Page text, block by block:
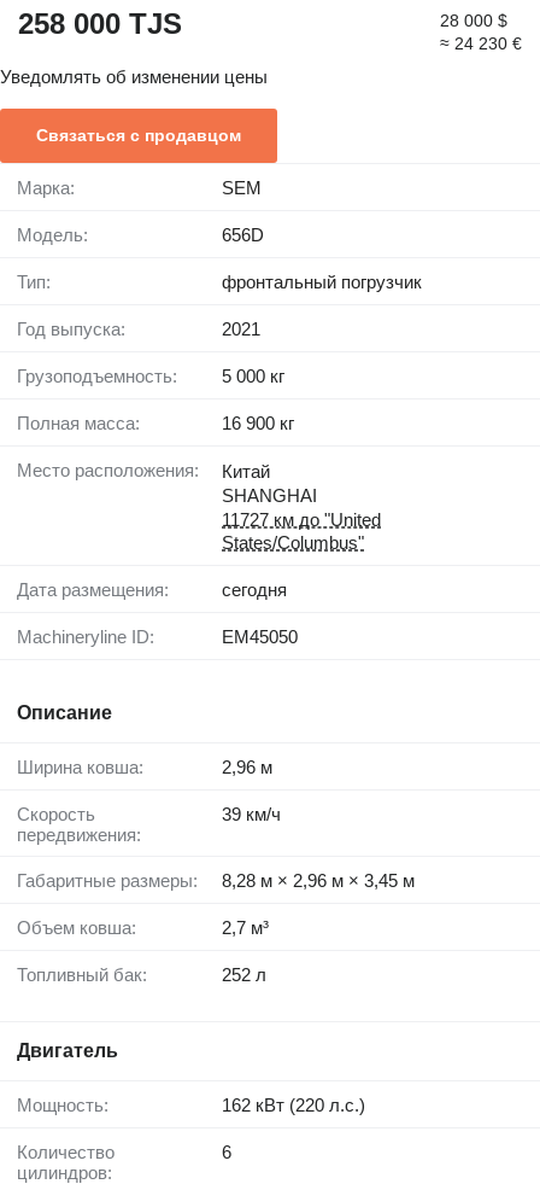
258 000 TJS
28 000 $
≈ 24 230 €
Уведомлять об изменении цены
Связаться с продавцом
Марка: SEM
Модель: 656D
Тип: фронтальный погрузчик
Год выпуска: 2021
Грузоподъемность: 5 000 кг
Полная масса: 16 900 кг
Место расположения:
Китай
SHANGHAI
11727 км до "United
States/Columbus"
Дата размещения: сегодня
Machineryline ID: EM45050
Описание
Ширина ковша: 2,96 м
Скорость
передвижения:
39 км/ч
Габаритные размеры: 8,28 м × 2,96 м × 3,45 м
Объем ковша: 2,7 м³
Топливный бак: 252 л
Двигатель
Мощность: 162 кВт (220 л.с.)
Количество
цилиндров:
6